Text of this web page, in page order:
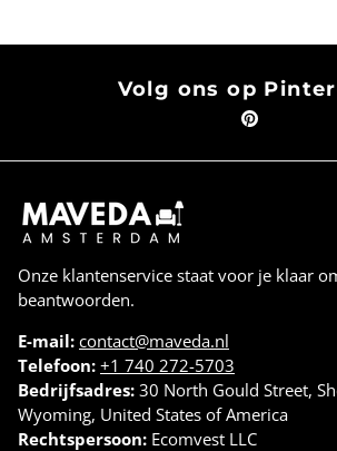
Volg ons op
Onze klantenservice staat voor je klaar
beantwoorden.
E-mail: contact@maveda.nl
Telefoon: +1 740 272-5703
Bedrijfsadres: 30 North Gould Street,
Wyoming, United States of America
Rechtspersoon: Ecomvest LLC